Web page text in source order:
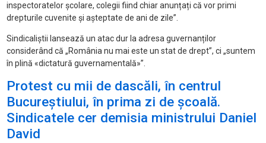
inspectoratelor școlare, colegii fiind chiar anunțați că vor primi
drepturile cuvenite și așteptate de ani de zile”.
Sindicaliștii lansează un atac dur la adresa guvernanților
considerând că „România nu mai este un stat de drept”, ci „suntem
în plină «dictatură guvernamentală»”.
Protest cu mii de dascăli, în centrul
Bucureștiului, în prima zi de școală.
Sindicatele cer demisia ministrului Daniel
David